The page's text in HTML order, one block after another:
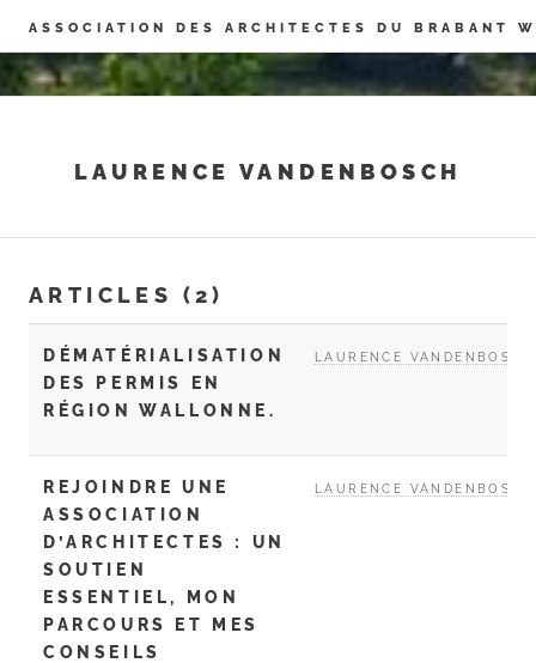
Panneau de gestion des cookies
ASSOCIATION DES ARCHITECTES DU BRABANT
LAURENCE VANDENBOSCH
ARTICLES (2)
DÉMATÉRIALISATION
DES PERMIS EN
RÉGION WALLONNE.
LAURENCE VANDENBOSCH
REJOINDRE UNE
ASSOCIATION
D’ARCHITECTES : UN
SOUTIEN
ESSENTIEL, MON
PARCOURS ET MES
CONSEILS
LAURENCE VANDENBOSCH